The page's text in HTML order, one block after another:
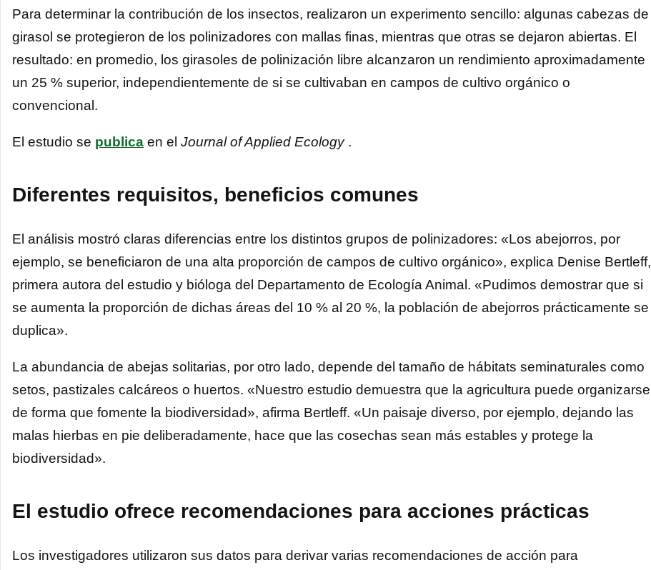
Para determinar la contribución de los insectos, realizaron un experimento sencillo: algunas cabezas de
girasol se protegieron de los polinizadores con mallas finas, mientras que otras se dejaron abiertas. El
resultado: en promedio, los girasoles de polinización libre alcanzaron un rendimiento aproximadamente
un 25 % superior, independientemente de si se cultivaban en campos de cultivo orgánico o
convencional.
El estudio se publica en el Journal of Applied Ecology.
Diferentes requisitos, beneficios comunes
El análisis mostró claras diferencias entre los distintos grupos de polinizadores: «Los abejorros, por
ejemplo, se beneficiaron de una alta proporción de campos de cultivo orgánico», explica Denise Bertleff,
primera autora del estudio y bióloga del Departamento de Ecología Animal. «Pudimos demostrar que si
se aumenta la proporción de dichas áreas del 10 % al 20 %, la población de abejorros prácticamente se
duplica».
La abundancia de abejas solitarias, por otro lado, depende del tamaño de hábitats seminaturales como
setos, pastizales calcáreos o huertos. «Nuestro estudio demuestra que la agricultura puede organizarse
de forma que fomente la biodiversidad», afirma Bertleff. «Un paisaje diverso, por ejemplo, dejando las
malas hierbas en pie deliberadamente, hace que las cosechas sean más estables y protege la
biodiversidad».
El estudio ofrece recomendaciones para acciones prácticas
Los investigadores utilizaron sus datos para derivar varias recomendaciones de acción para